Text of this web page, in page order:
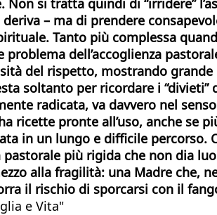
si tratta quindi di “irridere”
– ma di prendere
Tanto più complessa
dell’accoglienza
del rispetto, mostrando
soltanto per ricordare i “divieti”
radicata, va davvero nel
ricette pronte all’uso, anche se
in un lungo e difficile percorso.
più rigida che non dia
alla fragilità: una Madre
il rischio di sporcarsi con il
e Vita"